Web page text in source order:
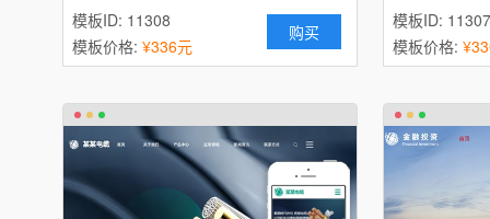
模板ID: 11308
模板价格: ¥336元
购买
模板ID: 11307
模板价格: